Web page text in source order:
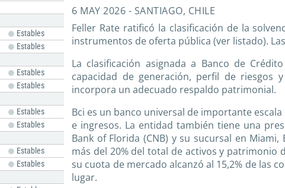
Estables
Estables
Estables
Estables
Estables
Estables
Estables
Estables
6 MAY 2026 - SANTIAGO, CHILE
Feller Rate ratificó la clasificación de la
instrumentos de oferta pública (ver listado).
La clasificación asignada a Banco de
capacidad de generación, perfil de riesgos
incorpora un adecuado respaldo patrimonial.
Bci es un banco universal de importante
e ingresos. La entidad también tiene una
Bank of Florida (CNB) y su sucursal en
más del 20% del total de activos y patrimonio
su cuota de mercado alcanzó al 15,2% de las
lugar.